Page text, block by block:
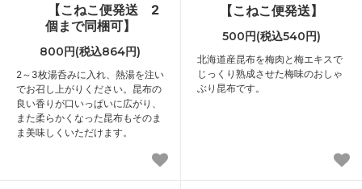
【こねこ便発送 2
個まで同梱可】
800円(税込864円)
2～3枚湯呑みに入れ、熱湯を注い
でお召し上がりください。昆布の
良い香りが口いっぱいに広がり、
また柔らかくなった昆布もそのま
ま美味しくいただけます。
【こねこ便発送】
500円(税込540円)
北海道産昆布を梅肉と梅エキスで
じっくり熟成させた梅味のおしゃ
ぶり昆布です。